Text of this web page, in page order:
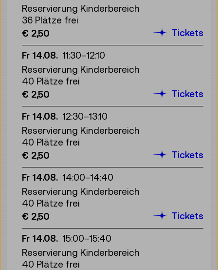
Reservierung Kinderbereich
36 Plätze frei
€ 2,50
Tickets
Fr 14.08. 11:30–12:10
Reservierung Kinderbereich
40 Plätze frei
€ 2,50
Tickets
Fr 14.08. 12:30–13:10
Reservierung Kinderbereich
40 Plätze frei
€ 2,50
Tickets
Fr 14.08. 14:00–14:40
Reservierung Kinderbereich
40 Plätze frei
€ 2,50
Tickets
Fr 14.08. 15:00–15:40
Reservierung Kinderbereich
40 Plätze frei